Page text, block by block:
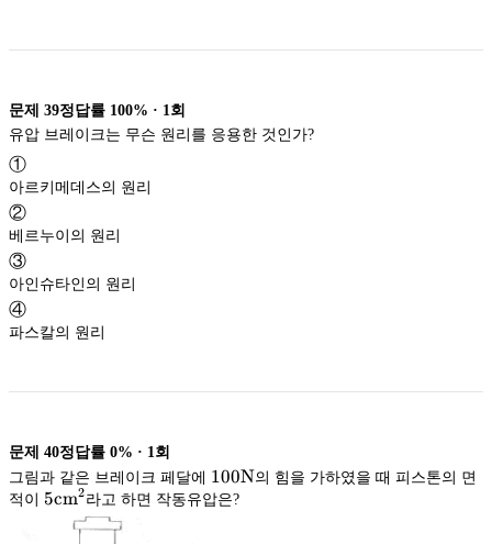
문제 39정답률 100% · 1 회
①
아르키메데스의 원리
②
베르누이의 원리
③
아인슈타인의 원리
④
파스칼의 원리
문제 40정답률 0% · 1 회
그림과 같은 브레이크 페달에 100\rm
N
100N의 힘을 가하였을 때 피스톤의 면
적이 5\rm
cm^2
5cm2